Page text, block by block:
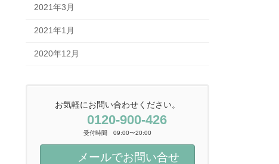
2021年3月
2021年1月
2020年12月
お気軽にお問い合わせください。
0120-900-426
受付時間 09:00〜20:00
メールでお問い合せ